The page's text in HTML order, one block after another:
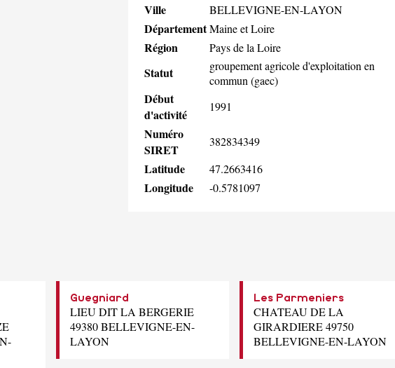
Ville BELLEVIGNE-EN-LAYON
DépartementMaine et Loire
Région Pays de la Loire
Statut
groupement agricole d'exploitation en
commun (gaec)
Début
d'activité
1991
Numéro
SIRET
382834349
Latitude 47.2663416
Longitude -0.5781097
Guegniard
LIEU DIT LA BERGERIE
49380 BELLEVIGNE-EN-
LAYON
Les Parmeniers
CHATEAU DE LA
GIRARDIERE 49750
BELLEVIGNE-EN-LAYON